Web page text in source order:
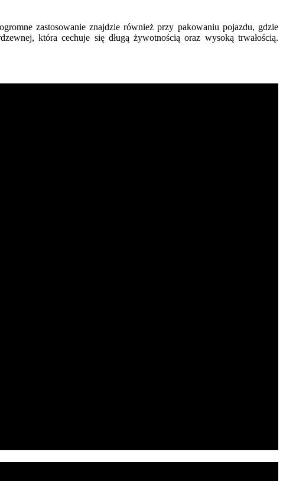
zastosowanie znajdzie również przy pakowaniu pojazdu, gdzie
która cechuje się długą żywotnością oraz wysoką trwałością.